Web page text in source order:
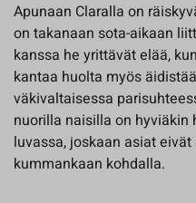
Apunaan Claralla on
on takanaan sota-aikaan
kanssa he yrittävät elää,
kantaa huolta myös
väkivaltaisessa
nuorilla naisilla on hyviäkin
luvassa, joskaan asiat
kummankaan kohdalla.